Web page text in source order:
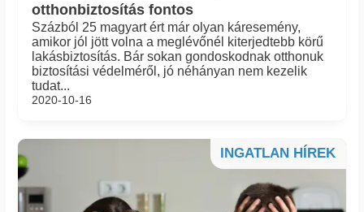
otthonbiztosítás fontos
Százból 25 magyart ért már olyan káresemény,
amikor jól jött volna a meglévőnél kiterjedtebb körű
lakásbiztosítás. Bár sokan gondoskodnak otthonuk
biztosítási védelméről, jó néhányan nem kezelik
tudat...
2020-10-16
INGATLAN HÍREK